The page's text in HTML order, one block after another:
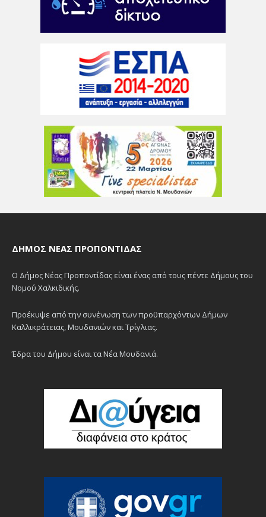
ΔΉΜΟΣ ΝΈΑΣ ΠΡΟΠΟΝΤΊΔΑΣ
Ο Δήμος Νέας Προποντίδας είναι ένας από τους πέντε Δήμους του
Νομού Χαλκιδικής.
Προέκυψε από την συνένωση των προϋπαρχόντων Δήμων
Καλλικράτειας, Μουδανιών και Τρίγλιας.
Έδρα του Δήμου είναι τα Νέα Μουδανιά.